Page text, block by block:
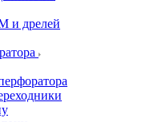
и дрелей